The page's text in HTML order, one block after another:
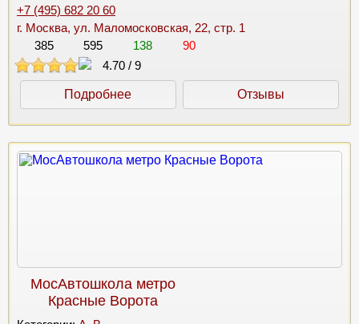
+7 (495) 682 20 60
г. Москва, ул. Маломосковская, 22, стр. 1
385
595 138
90
4.70 / 9
Подробнее Отзывы
МосАвтошкола метро
Красные Ворота